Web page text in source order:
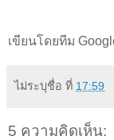
เขียนโดยทีม
ไม่ระบุชื่อ ที่ 17:59
5 ความคิดเห็น: